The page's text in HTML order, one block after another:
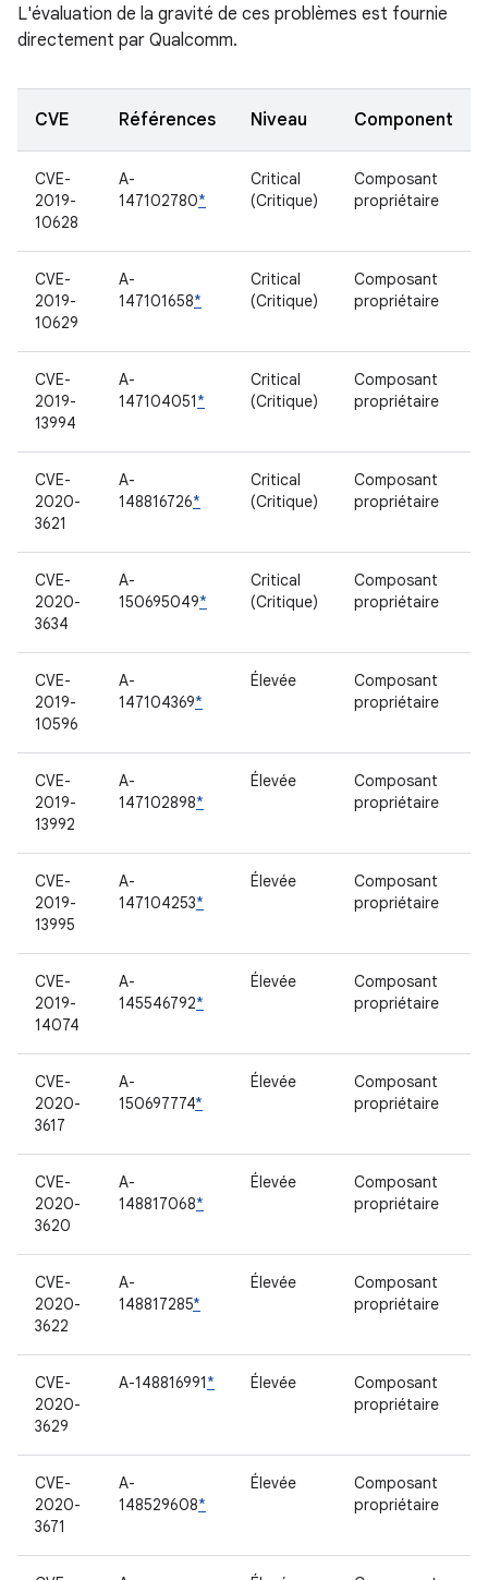
L'évaluation de la gravité de ces problèmes est fournie
directement par Qualcomm.
CVE Références Niveau Component
CVE-
2019-
10628
A-
147102780*
Critical
(Critique)
Composant
propriétaire
CVE-
2019-
10629
A-
147101658*
Critical
(Critique)
Composant
propriétaire
CVE-
2019-
13994
A-
147104051*
Critical
(Critique)
Composant
propriétaire
CVE-
2020-
3621
A-
148816726*
Critical
(Critique)
Composant
propriétaire
CVE-
2020-
3634
A-
150695049*
Critical
(Critique)
Composant
propriétaire
CVE-
2019-
10596
A-
147104369*
Élevée
Composant
propriétaire
CVE-
2019-
13992
A-
147102898*
Élevée
Composant
propriétaire
CVE-
2019-
13995
A-
147104253*
Élevée
Composant
propriétaire
CVE-
2019-
14074
A-
145546792*
Élevée
Composant
propriétaire
CVE-
2020-
3617
A-
150697774*
Élevée
Composant
propriétaire
CVE-
2020-
3620
A-
148817068*
Élevée
Composant
propriétaire
CVE-
2020-
3622
A-
148817285*
Élevée
Composant
propriétaire
CVE-
2020-
3629
A-148816991* Élevée
Composant
propriétaire
CVE-
2020-
3671
A-
148529608*
Élevée
Composant
propriétaire